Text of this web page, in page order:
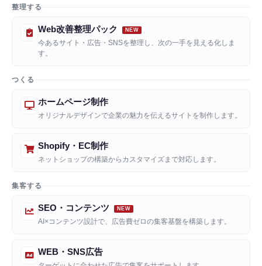
整理する
Web改善整理パック
今あるサイト・広告・SNSを整理し、次の一手を見える化しま
す。
つくる
ホームページ制作
オリジナルデザインで企業の魅力を伝えるサイトを制作します。
Shopify・EC制作
ネットショップの構築からカスタマイズまで対応します。
集客する
SEO・コンテンツ
AI×コンテンツ設計で、広告費ゼロの集客基盤を構築します。
WEB・SNS広告